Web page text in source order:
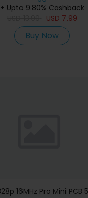
+ Upto 9.80% Cashback
USD 7.99
Buy Now